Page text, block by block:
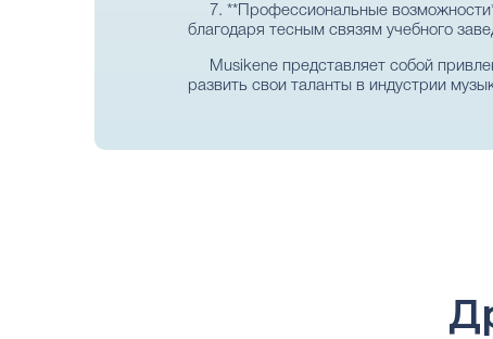
7. **Профессиональные
благодаря тесным связям учебного
Musikene представляет собой
развить свои таланты в индустрии